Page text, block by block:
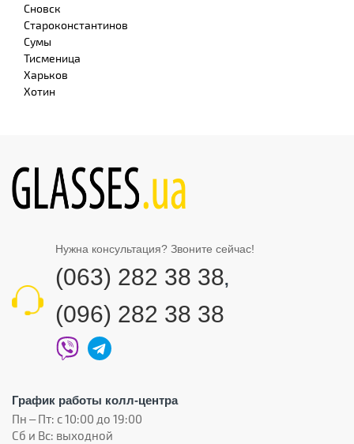
Сновск
Староконстантинов
Сумы
Тисменица
Харьков
Хотин
Нужна консультация? Звоните сейчас!
(063) 282 38 38,
(096) 282 38 38
График работы колл-центра
Пн – Пт: с 10:00 до 19:00
Сб и Вс: выходной